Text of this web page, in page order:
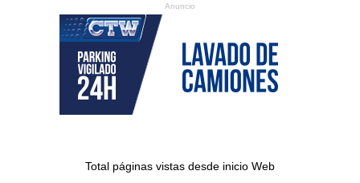
Anuncio
Total páginas vistas desde inicio Web